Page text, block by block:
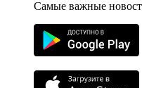
Самые важные